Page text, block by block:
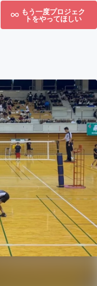
もう一度プロジェク
トをやってほしい